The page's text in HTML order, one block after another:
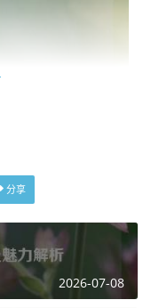
用音乐精准地传达
围绕游戏主题的作
豪情的古代战场；有
快，展现出游戏中紧
湃。
分享
2026-07-08